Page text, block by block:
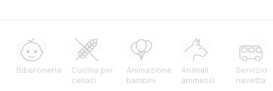
Biberoneria
Cucina per
celiaci
Animazione
bambini
Animali
ammessi
Servizio
navetta